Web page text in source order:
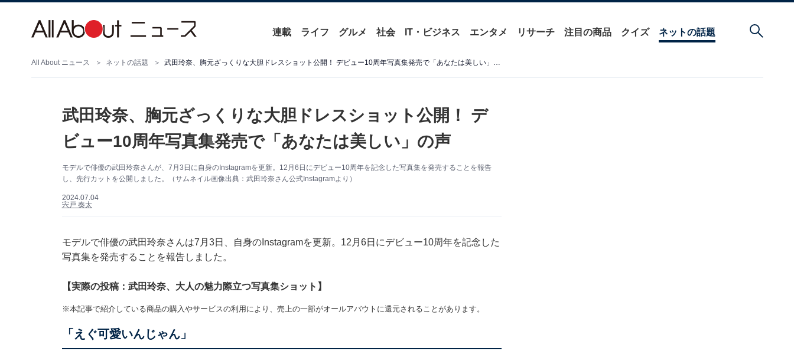
連載 ライフ グルメ 社会 IT・ビジネス エンタメ リサーチ 注目の商品 クイズ ネットの話題
All About ニュース ネットの話題 武田玲奈、胸元ざっくりな大胆ドレスショット公開！ デビュー10周年写真集発売で「あなたは美しい」の声
武田玲奈、胸元ざっくりな大胆ドレスショット公開！ デ
ビュー10周年写真集発売で「あなたは美しい」の声
モデルで俳優の武田玲奈さんが、7月3日に自身のInstagramを更新。12月6日にデビュー10周年を記念した写真集を発売することを報告
し、先行カットを公開しました。（サムネイル画像出典：武田玲奈さん公式Instagramより）
2024.07.04
宍戸 奏太
モデルで俳優の武田玲奈さんは7月3日、自身のInstagramを更新。12月6日にデビュー10周年を記念した
写真集を発売することを報告しました。
【実際の投稿：武田玲奈、大人の魅力際立つ写真集ショット】
※本記事で紹介している商品の購入やサービスの利用により、売上の一部がオールアバウトに還元されることがあります。
「えぐ可愛いんじゃん」